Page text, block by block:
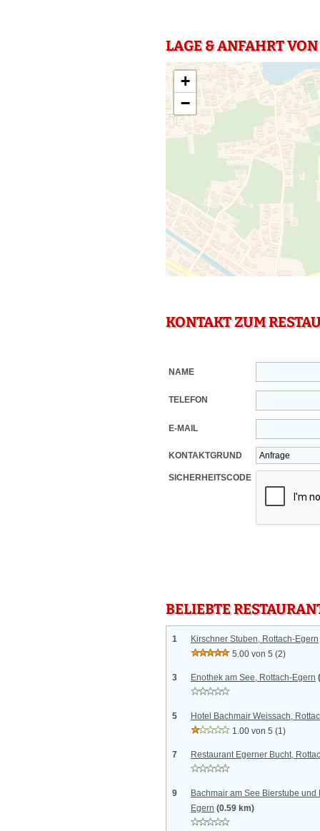
LAGE & ANFAHRT
+
−
KONTAKT ZUM
NAME
TELEFON
E-MAIL
KONTAKTGRUND
SICHERHEITSCODE
BELIEBTE
1
Kirschner Stuben, Rottach-Egern
5.00 von 5 (2)
3 Enothek am See, Rottach-Egern
5
Hotel Bachmair Weissach,
1.00 von 5 (1)
7 Restaurant Egerner Bucht,
9
Bachmair am See Bierstube
Egern (0.59 km)